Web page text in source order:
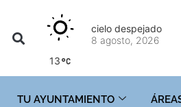
13
cielo despejado
8 agosto, 2026
TU AYUNTAMIENTO